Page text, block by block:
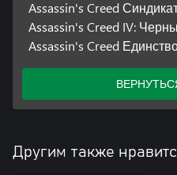
Assassin's Creed
Assassin's Creed IV:
Assassin's Creed
Другим также